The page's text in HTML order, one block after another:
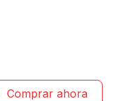
Comprar ahora